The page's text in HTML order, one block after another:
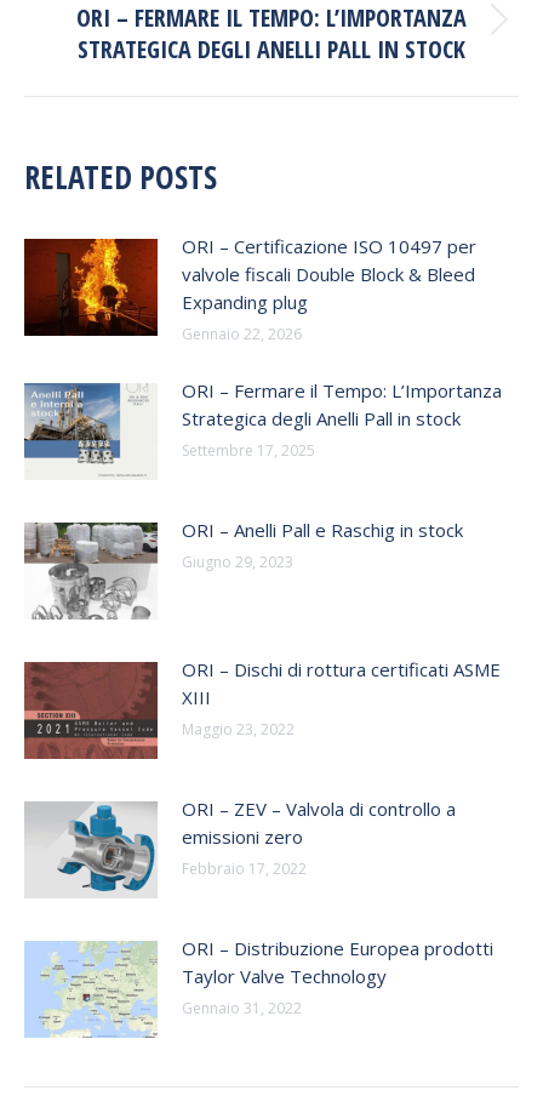
Next
post:
ORI – FERMARE IL TEMPO: L’IMPORTANZA
STRATEGICA DEGLI ANELLI PALL IN STOCK
RELATED POSTS
ORI – Certificazione ISO 10497 per
valvole fiscali Double Block & Bleed
Expanding plug
Gennaio 22, 2026
ORI – Fermare il Tempo: L’Importanza
Strategica degli Anelli Pall in stock
Settembre 17, 2025
ORI – Anelli Pall e Raschig in stock
Giugno 29, 2023
ORI – Dischi di rottura certificati ASME
XIII
Maggio 23, 2022
ORI – ZEV – Valvola di controllo a
emissioni zero
Febbraio 17, 2022
ORI – Distribuzione Europea prodotti
Taylor Valve Technology
Gennaio 31, 2022